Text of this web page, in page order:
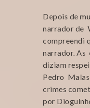
Depois de
narrador de
compreendi
narrador. As
diziam
Pedro
crimes
por